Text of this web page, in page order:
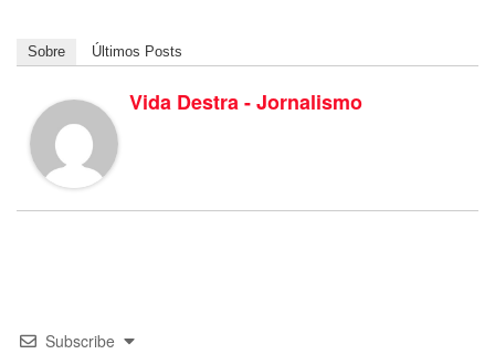
Sobre Últimos Posts
Vida Destra - Jornalismo
Subscribe